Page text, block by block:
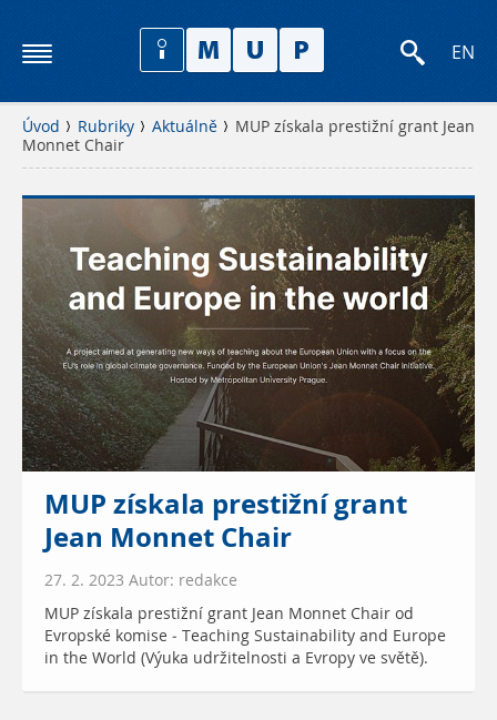
EN
Úvod Rubriky Aktuálně
MUP získala prestižní grant Jean
Monnet Chair
MUP získala prestižní grant
Jean Monnet Chair
27. 2. 2023 Autor: redakce
MUP získala prestižní grant Jean Monnet Chair od
Evropské komise - Teaching Sustainability and Europe
in the World (Výuka udržitelnosti a Evropy ve světě).